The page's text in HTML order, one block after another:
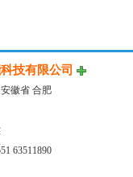
技有限公司
徽省 合肥
63511890